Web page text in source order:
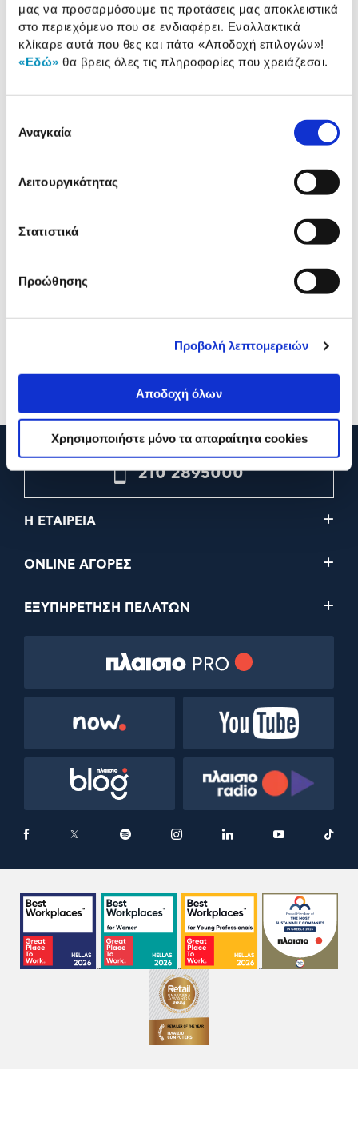
μας να προσαρμόσουμε τις προτάσεις μας αποκλειστικά
στο περιεχόμενο που σε ενδιαφέρει. Εναλλακτικά
κλίκαρε αυτά που θες και πάτα «Αποδοχή επιλογών»!
«Εδώ» θα βρεις όλες τις πληροφορίες που χρειάζεσαι.
συγκατάθεσης
Αναγκαία
Λειτουργικότητας
Στατιστικά
Προώθησης
Προβολή λεπτομερειών
Αποδοχή όλων
Χρησιμοποιήστε μόνο τα απαραίτητα cookies
Αξιολογήσεις
Αξιολογήσεις
προϊόν με εσένα!
Polo Κασετίνα Βαρελάκι
Polo Κασετίνα Βαρελάκι
6,50€
210 2895000
Η ΕΤΑΙΡΕΙΑ
ONLINE ΑΓΟΡΕΣ
ΕΞΥΠΗΡΕΤΗΣΗ ΠΕΛΑΤΩΝ